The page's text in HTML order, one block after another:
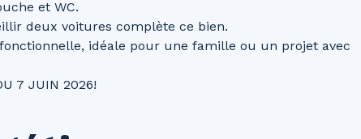
et WC.
deux voitures complète ce bien.
idéale pour une famille ou un projet avec
7 JUIN 2026!